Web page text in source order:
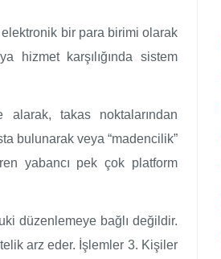
bir para birimi olarak
hizmet karşılığında sistem
alarak, takas noktalarından
bulunarak veya “madencilik”
yabancı pek çok platform
düzenlemeye bağlı değildir.
arz eder. İşlemler 3. Kişiler